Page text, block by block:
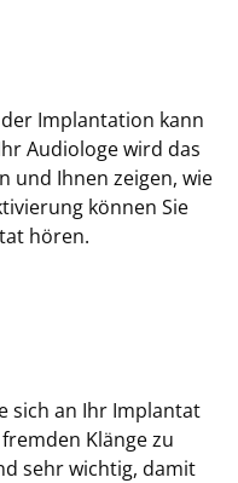
Implantation kann
Audiologe wird das
und Ihnen zeigen, wie
können Sie
hören.
sich an Ihr Implantat
Klänge zu
sehr wichtig, damit